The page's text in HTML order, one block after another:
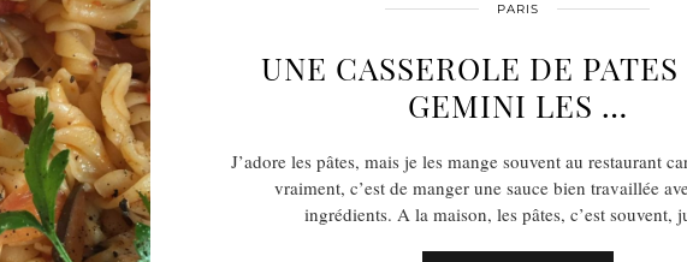
PARIS
UNE CASSEROLE DE
GEMINI LES …
J’adore les pâtes, mais je les mange souvent au restaurant
vraiment, c’est de manger une sauce bien travaillée
ingrédients. A la maison, les pâtes, c’est souvent,